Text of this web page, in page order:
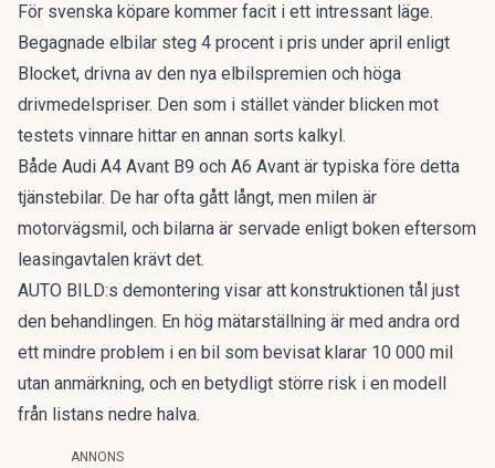
För svenska köpare kommer facit i ett intressant läge.
Begagnade elbilar steg 4 procent i pris under april enligt
Blocket, drivna av den nya elbilspremien och höga
drivmedelspriser. Den som i stället vänder blicken mot
testets vinnare hittar en annan sorts kalkyl.
Både Audi A4 Avant B9 och A6 Avant är typiska före detta
tjänstebilar. De har ofta gått långt, men milen är
motorvägsmil, och bilarna är servade enligt boken eftersom
leasingavtalen krävt det.
AUTO BILD:s demontering visar att konstruktionen tål just
den behandlingen. En hög mätarställning är med andra ord
ett mindre problem i en bil som bevisat klarar 10 000 mil
utan anmärkning, och en betydligt större risk i en modell
från listans nedre halva.
ANNONS